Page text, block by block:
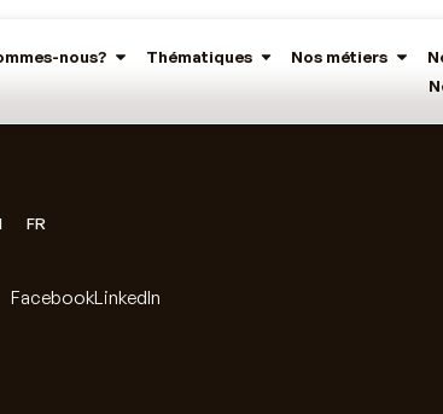
nous? Thématiques Nos métiers
FR
FacebookLinkedIn